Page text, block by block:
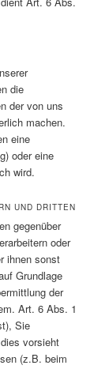
die
der von uns
machen.
eine
oder eine
wird.
UND DRITTEN
gegenüber
oder
ihnen sonst
Grundlage
der
Art. 6 Abs. 1
Sie
vorsieht
(z.B. beim